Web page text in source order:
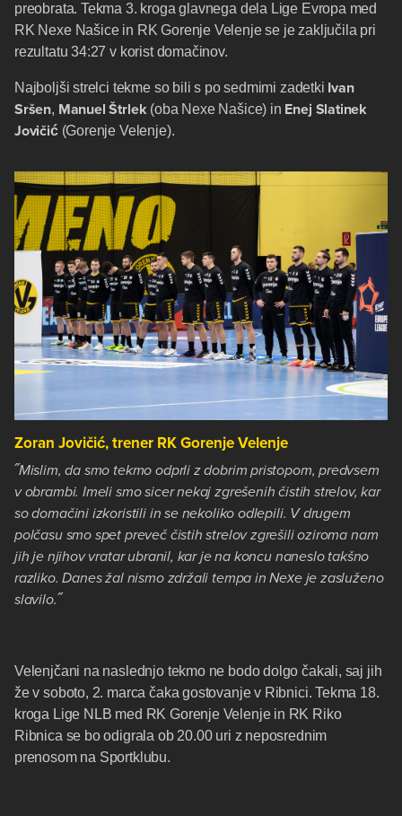
preobrata. Tekma 3. kroga glavnega dela Lige Evropa med
RK Nexe Našice in RK Gorenje Velenje se je zaključila pri
rezultatu 34:27 v korist domačinov.
Najboljši strelci tekme so bili s po sedmimi zadetki Ivan
Sršen, Manuel Štrlek (oba Nexe Našice) in Enej Slatinek
Jovičić(Gorenje Velenje).
Zoran Jovičić, trener RK Gorenje Velenje
˝Mislim, da smo tekmo odprli z dobrim pristopom, predvsem
v obrambi. Imeli smo sicer nekaj zgrešenih čistih strelov, kar
so domačini izkoristili in se nekoliko odlepili. V drugem
polčasu smo spet preveč čistih strelov zgrešili oziroma nam
jih je njihov vratar ubranil, kar je na koncu naneslo takšno
razliko. Danes žal nismo zdržali tempa in Nexe je zasluženo
slavilo.˝
Velenjčani na naslednjo tekmo ne bodo dolgo čakali, saj jih
že v soboto, 2. marca čaka gostovanje v Ribnici. Tekma 18.
kroga Lige NLB med RK Gorenje Velenje in RK Riko
Ribnica se bo odigrala ob 20.00 uri z neposrednim
prenosom na Sportklubu.